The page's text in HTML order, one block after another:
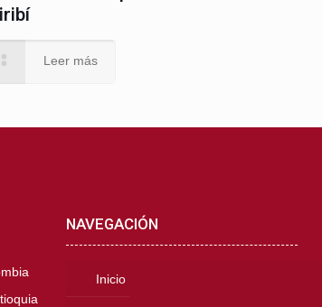
Leer más
NAVEGACIÓN
Inicio